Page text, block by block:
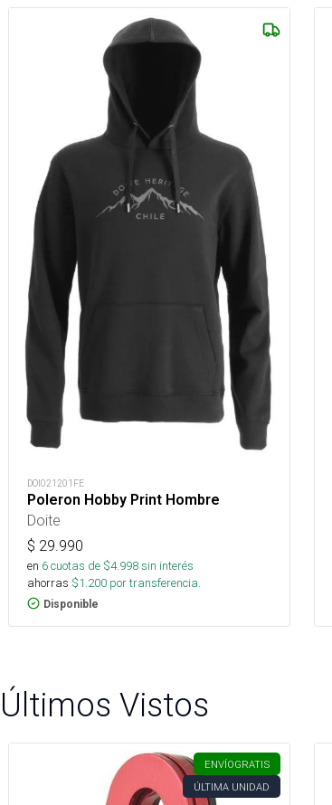
DOI021201FE
Poleron Hobby Print Hombre
Doite
$ 29.990
en 6cuotas de $4.998sin interés
ahorras $1.200 por transferencia.
Disponible
Últimos Vistos
ENVÍOGRATIS
ÚLTIMA UNIDAD